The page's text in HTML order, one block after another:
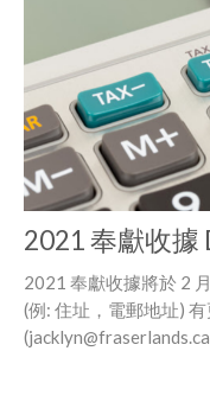
2021 奉獻收據
2021 奉獻收據將於 2
(例: 住址，電郵地址)